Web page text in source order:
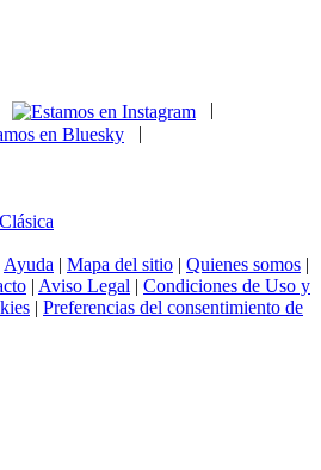
|
Clásica
Ayuda | Mapa del sitio | Quienes somos |
| Aviso Legal | Condiciones de Uso y
| Preferencias del consentimiento de